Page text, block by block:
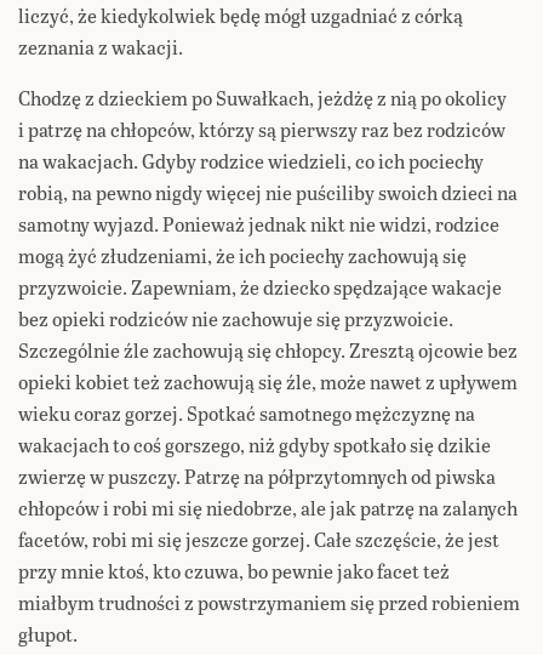
liczyć, że kiedykolwiek będę mógł uzgadniać z córką
zeznania z wakacji.
Chodzę z dzieckiem po Suwałkach, jeżdżę z nią po okolicy
i patrzę na chłopców, którzy są pierwszy raz bez rodziców
na wakacjach. Gdyby rodzice wiedzieli, co ich pociechy
robią, na pewno nigdy więcej nie puściliby swoich dzieci na
samotny wyjazd. Ponieważ jednak nikt nie widzi, rodzice
mogą żyć złudzeniami, że ich pociechy zachowują się
przyzwoicie. Zapewniam, że dziecko spędzające wakacje
bez opieki rodziców nie zachowuje się przyzwoicie.
Szczególnie źle zachowują się chłopcy. Zresztą ojcowie bez
opieki kobiet też zachowują się źle, może nawet z upływem
wieku coraz gorzej. Spotkać samotnego mężczyznę na
wakacjach to coś gorszego, niż gdyby spotkało się dzikie
zwierzę w puszczy. Patrzę na półprzytomnych od piwska
chłopców i robi mi się niedobrze, ale jak patrzę na zalanych
facetów, robi mi się jeszcze gorzej. Całe szczęście, że jest
przy mnie ktoś, kto czuwa, bo pewnie jako facet też
miałbym trudności z powstrzymaniem się przed robieniem
głupot.